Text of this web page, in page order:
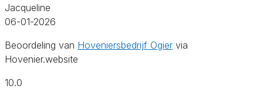
Jacqueline
06-01-2026
Beoordeling van Hoveniersbedrijf Ogier via
Hovenier.website
10.0